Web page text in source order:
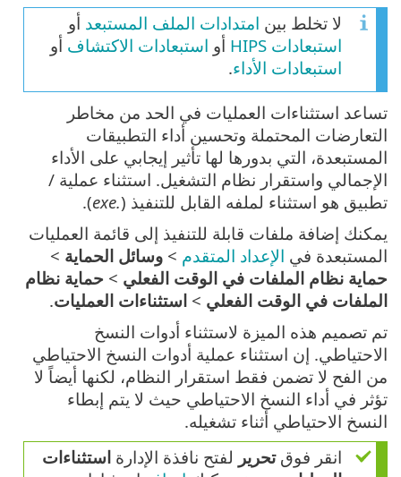
لا تخلط بين امتدادات الملف المستبعد أو
استبعادات HIPS
أو استبعادات الاكتشاف أو
استبعادات الأداء.
تساعد استثناءات العمليات في الحد من مخاطر
التعارضات المحتملة وتحسين أداء التطبيقات
المستبعدة، التي بدورها لها تأثير إيجابي على الأداء
الإجمالي واستقرار نظام التشغيل. استثناء عملية /
تطبيق هو استثناء لملفه القابل للتنفيذ (.exe
).
يمكنك إضافة ملفات قابلة للتنفيذ إلى قائمة العمليات
المستبعدة في الإعداد المتقدم > وسائل الحماية >
حماية نظام الملفات في الوقت الفعلي > حماية نظام
الملفات في الوقت الفعلي > استثناءات العمليات.
تم تصميم هذه الميزة لاستثناء أدوات النسخ
الاحتياطي. إن استثناء عملية أدوات النسخ الاحتياطي
من الفح لا تضمن فقط استقرار النظام، لكنها أيضاً لا
تؤثر في أداء النسخ الاحتياطي حيث لا يتم إبطاء
النسخ الاحتياطي أثناء تشغيله.
انقر فوقتحرير لفتح نافذة الإدارة استثناءات